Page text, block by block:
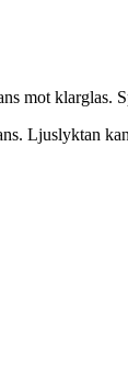
klarglas.
Ljuslyktan